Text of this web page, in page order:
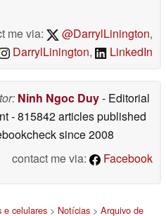
me via:
@DarrylLinington,
DarrylLinington, LinkedIn
Ninh Ngoc Duy- Editorial
- 815842 articles published
since 2008
contact me via:
Facebook
e celulares> Notícias> Arquivo de